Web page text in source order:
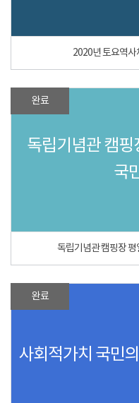
2020년 토요역사
완료
독립기념관 캠핑
국
독립기념관 캠핑장
완료
사회적가치 국민